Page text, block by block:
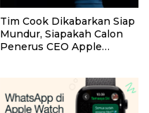
Tim Cook Dikabarkan Siap
Mundur, Siapakah Calon
Penerus CEO Apple